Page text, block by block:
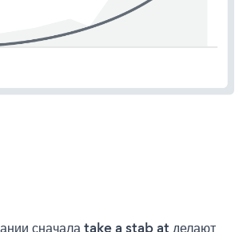
сначала take a stab at делают